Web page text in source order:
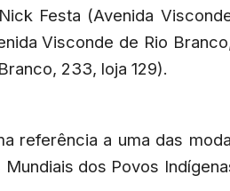
Festa (Avenida
Visconde de Rio
233, loja 129).
referência a uma das
dos Povos